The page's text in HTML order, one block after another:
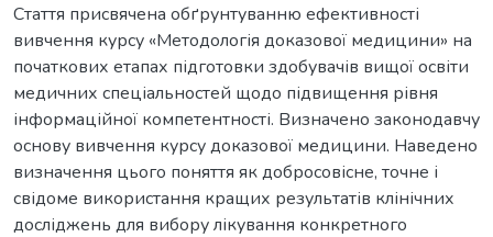
Стаття присвячена обґрунтуванню ефективності
вивчення курсу «Методологія доказової медицини» на
початкових етапах підготовки здобувачів вищої освіти
медичних спеціальностей щодо підвищення рівня
інформаційної компетентності. Визначено законодавчу
основу вивчення курсу доказової медицини. Наведено
визначення цього поняття як добросовісне, точне і
свідоме використання кращих результатів клінічних
досліджень для вибору лікування конкретного